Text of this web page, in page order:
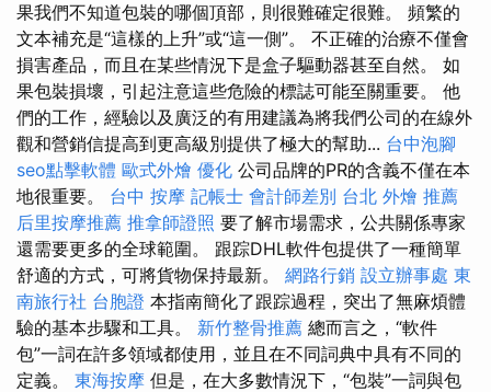
果我們不知道包裝的哪個頂部，則很難確定很難。 頻繁的
文本補充是“這樣的上升”或“這一側”。 不正確的治療不僅會
損害產品，而且在某些情況下是盒子驅動器甚至自然。 如
果包裝損壞，引起注意這些危險的標誌可能至關重要。 他
們的工作，經驗以及廣泛的有用建議為將我們公司的在線外
觀和營銷信提高到更高級別提供了極大的幫助... 台中泡腳
seo點擊軟體 歐式外燴 優化 公司品牌的PR的含義不僅在本
地很重要。 台中 按摩 記帳士 會計師差別 台北 外燴 推薦
后里按摩推薦 推拿師證照 要了解市場需求，公共關係專家
還需要更多的全球範圍。 跟踪DHL軟件包提供了一種簡單
舒適的方式，可將貨物保持最新。 網路行銷 設立辦事處 東
南旅行社 台胞證 本指南簡化了跟踪過程，突出了無麻煩體
驗的基本步驟和工具。 新竹整骨推薦 總而言之，“軟件
包”一詞在許多領域都使用，並且在不同詞典中具有不同的
定義。 東海按摩 但是，在大多數情況下，“包裝”一詞與包